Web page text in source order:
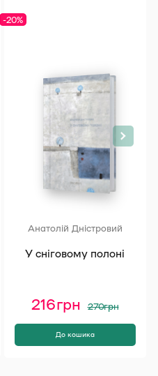
У сніговому полоні
-20%
270грн
ціна:
270 грн.
216грнПоточна
ціна:
216 грн.
Анатолій Дністровий
До кошика